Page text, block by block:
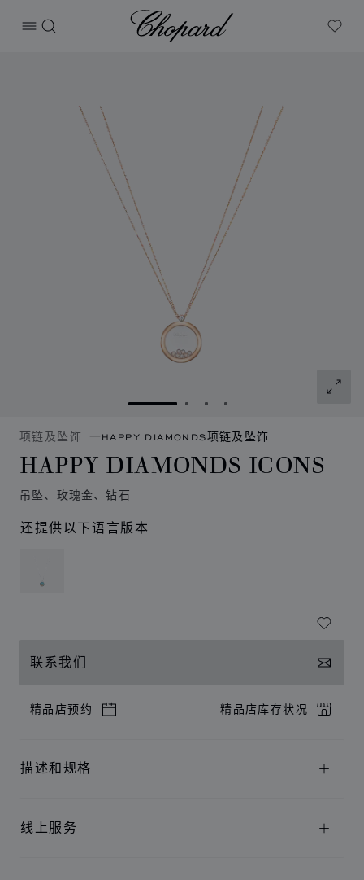
打开菜单
搜索
Chopard
My
转到幻灯片 1转到幻灯片 2
转到幻灯片 3
转到幻灯片 4
项链及坠饰 HAPPY DIAMONDS项链及坠饰
HAPPY DIAMONDS ICONS
吊坠、玫瑰金、钻石
还提供以下语言版本
联系我们
精品店预约 精品店库存状况
描述和规格
线上服务